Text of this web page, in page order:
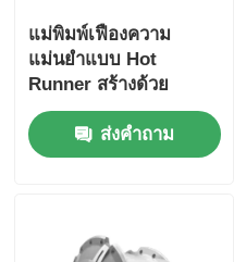
แม่พิมพ์เฟืองความ
แม่นยำแบบ Hot
Runner สร้างด้วย
ซอฟต์แวร์ AUTOCAD
นำเสนอการออกแบบแม่
พิมพ์ที่แม่นยำและ
ส่งคำถาม